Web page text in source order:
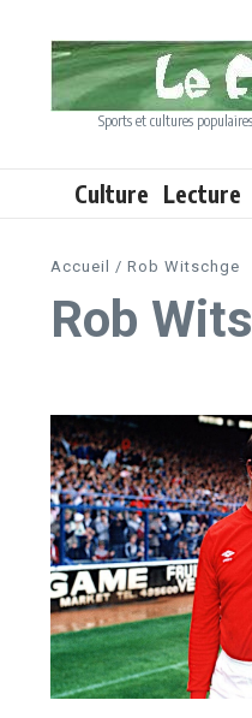
Sports et cultures
Culture Lecture
Accueil / Rob Witschge
Rob